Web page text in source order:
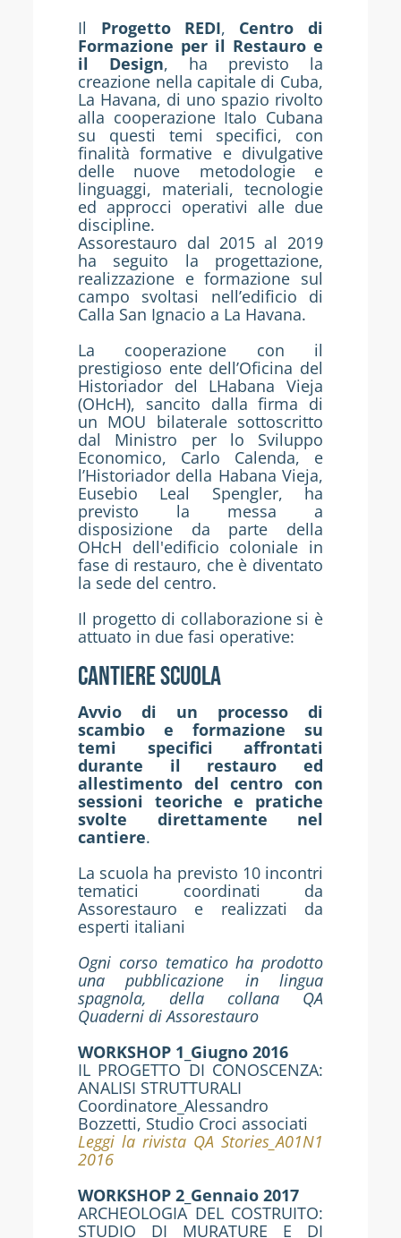
Il Progetto REDI, Centro di
Formazione per il Restauro e
il Design, ha previsto la
creazione nella capitale di Cuba,
La Havana, di uno spazio rivolto
alla cooperazione Italo Cubana
su questi temi specifici, con
finalità formative e divulgative
delle nuove metodologie e
linguaggi, materiali, tecnologie
ed approcci operativi alle due
discipline.
Assorestauro dal 2015 al 2019
ha seguito la progettazione,
realizzazione e formazione sul
campo svoltasi nell’edificio di
Calla San Ignacio a La Havana.
La cooperazione con il
prestigioso ente dell’Oficina del
Historiador del LHabana Vieja
(OHcH), sancito dalla firma di
un MOU bilaterale sottoscritto
dal Ministro per lo Sviluppo
Economico, Carlo Calenda, e
l’Historiador della Habana Vieja,
Eusebio Leal Spengler, ha
previsto la messa a
disposizione da parte della
OHcH dell'edificio coloniale in
fase di restauro, che è diventato
la sede del centro.
Il progetto di collaborazione si è
attuato in due fasi operative:
CANTIERE SCUOLA
Avvio di un processo di
scambio e formazione su
temi specifici affrontati
durante il restauro ed
allestimento del centro con
sessioni teoriche e pratiche
svolte direttamente nel
cantiere.
La scuola ha previsto 10 incontri
tematici coordinati da
Assorestauro e realizzati da
esperti italiani
Ogni corso tematico ha prodotto
una pubblicazione in lingua
spagnola, della collana QA
Quaderni di Assorestauro
WORKSHOP 1_Giugno 2016
IL PROGETTO DI CONOSCENZA:
ANALISI STRUTTURALI
Coordinatore_Alessandro
Bozzetti, Studio Croci associati
Leggi la rivista QA Stories_A01N1
2016
WORKSHOP 2_Gennaio 2017
ARCHEOLOGIA DEL COSTRUITO:
STUDIO DI MURATURE E DI